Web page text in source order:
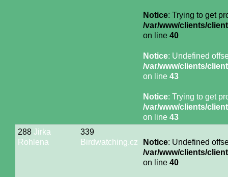
Notice: Trying to get
/var/www/clients/
on line 40
Notice: Undefined
/var/www/clients/
on line 43
Notice: Trying to get
/var/www/clients/
on line 43
288 Jirka
Rohlena
339
Birdwatching.cz
Notice: Undefined
/var/www/clients/
on line 40